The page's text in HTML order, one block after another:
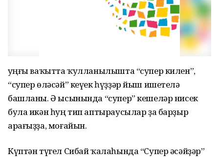
Һуңғы ваҡытта ҡулланылышта “супер килен”,
“супер өләсәй” кеүек һүҙҙәр йыш ишетелә
башланы. Ә ысынында “супер” кешеләр нисек
була икән һуң тип аптыраусылар ҙа барҙыр
арағыҙҙа, моғайын.
Күптән түгел Сибай ҡалаһында “Супер әсәйҙәр”